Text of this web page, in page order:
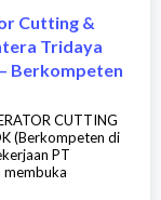
Cutting &
Tridaya
Berkompeten
CUTTING
(Berkompeten di
PT
membuka